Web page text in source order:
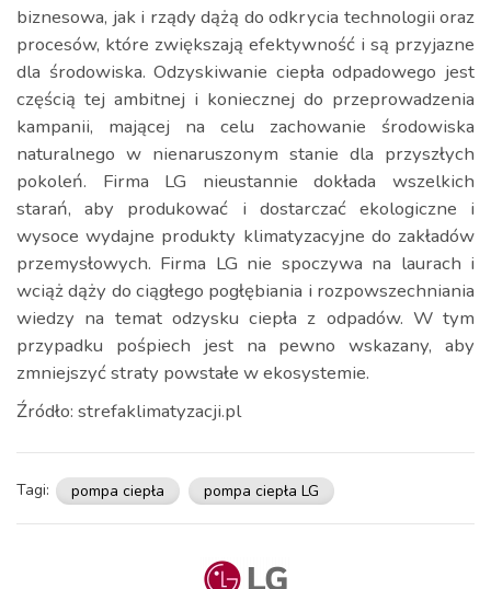
biznesowa, jak i rządy dążą do odkrycia technologii oraz
procesów, które zwiększają efektywność i są przyjazne
dla środowiska. Odzyskiwanie ciepła odpadowego jest
częścią tej ambitnej i koniecznej do przeprowadzenia
kampanii, mającej na celu zachowanie środowiska
naturalnego w nienaruszonym stanie dla przyszłych
pokoleń. Firma LG nieustannie dokłada wszelkich
starań, aby produkować i dostarczać ekologiczne i
wysoce wydajne produkty klimatyzacyjne do zakładów
przemysłowych. Firma LG nie spoczywa na laurach i
wciąż dąży do ciągłego pogłębiania i rozpowszechniania
wiedzy na temat odzysku ciepła z odpadów. W tym
przypadku pośpiech jest na pewno wskazany, aby
zmniejszyć straty powstałe w ekosystemie.
Źródło: strefaklimatyzacji.pl
Tagi: pompa ciepła pompa ciepła LG